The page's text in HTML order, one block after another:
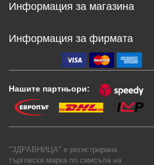
Информация за магазина
Информация за фирмата
Нашите партньори:
"ЗДРАВНИЦА" е регистрирана
търговска марка по смисъла на